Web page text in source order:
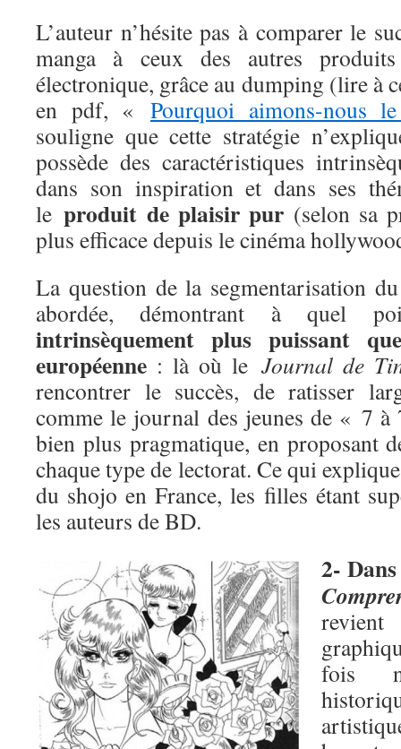
L’auteur n’hésite pas à comparer le
manga à ceux des autres
électronique, grâce au dumping (lire à
en pdf, « Pourquoi aimons-nous
souligne que cette stratégie
possède des caractéristiques
dans son inspiration et dans ses
leproduit de plaisir pur (selon sa
plus efficace depuis le cinéma
La question de la segmentarisation
abordée, démontrant à quel
intrinsèquement plus puissant
européenne : là où le Journal de
rencontrer le succès, de ratisser
comme le journal des jeunes de « 7 à
bien plus pragmatique, en proposant
chaque type de lectorat. Ce qui
du shojo en France, les filles étant
les auteurs de BD.
2-
fois